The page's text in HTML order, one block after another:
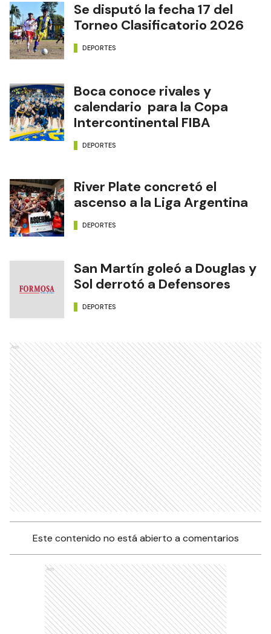
Se disputó la fecha 17 del
Torneo Clasificatorio 2026
DEPORTES
Boca conoce rivales y
calendario para la Copa
Intercontinental FIBA
DEPORTES
River Plate concretó el
ascenso a la Liga Argentina
DEPORTES
San Martín goleó a Douglas y
Sol derrotó a Defensores
DEPORTES
Ads
Este contenido no está abierto a comentarios
Ads